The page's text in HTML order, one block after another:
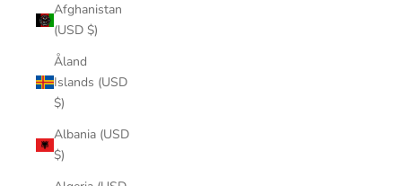
Afghanistan
(USD $)
Åland
Islands (USD
$)
Albania (USD
$)